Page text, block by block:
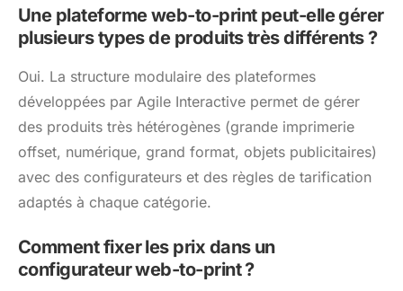
Une plateforme web-to-print peut-elle gérer
plusieurs types de produits très différents ?
Oui. La structure modulaire des plateformes
développées par Agile Interactive permet de gérer
des produits très hétérogènes (grande imprimerie
offset, numérique, grand format, objets publicitaires)
avec des configurateurs et des règles de tarification
adaptés à chaque catégorie.
Comment fixer les prix dans un
configurateur web-to-print ?